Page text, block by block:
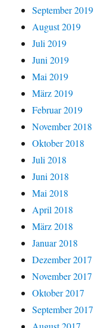
September 2019
August 2019
Juli 2019
Juni 2019
Mai 2019
März 2019
Februar 2019
November 2018
Oktober 2018
Juli 2018
Juni 2018
Mai 2018
April 2018
März 2018
Januar 2018
Dezember 2017
November 2017
Oktober 2017
September 2017